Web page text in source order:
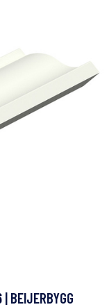
BEIJERBYGG